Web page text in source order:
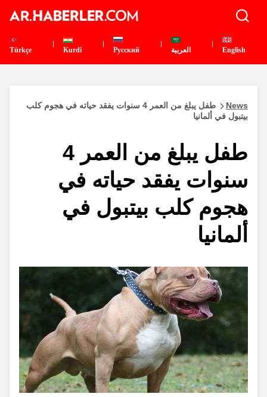
English العربية Pусский
Kurdî
Türkçe
News
طفل يبلغ من العمر 4 سنوات يفقد حياته في هجوم كلب
بيتبول في ألمانيا
طفل يبلغ من العمر 4
سنوات يفقد حياته في
هجوم كلب بيتبول في
ألمانيا